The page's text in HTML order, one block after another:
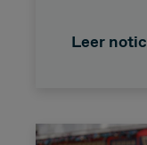
Leer